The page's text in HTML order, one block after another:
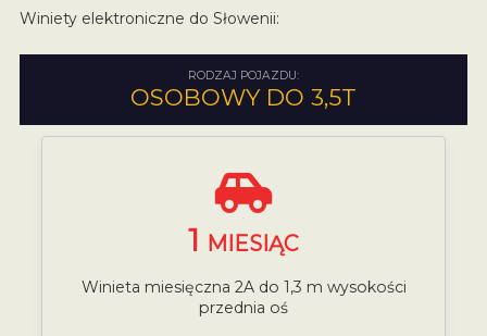
Winiety elektroniczne do Słowenii:
RODZAJ POJAZDU:
OSOBOWY DO 3,5T
1 MIESIĄC
Winieta miesięczna 2A do 1,3 m wysokości
przednia oś